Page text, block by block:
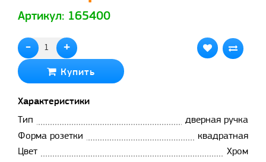
Артикул: 165400
- +
Купить
Характеристики
Тип
дверная ручка
Форма розетки
квадратная
Цвет
Хром